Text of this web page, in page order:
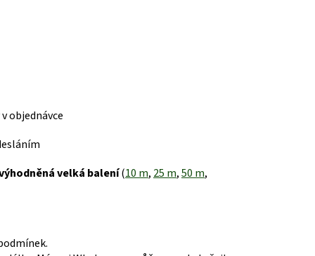
objednávce
velká balení(10 m, 25 m,50 m,